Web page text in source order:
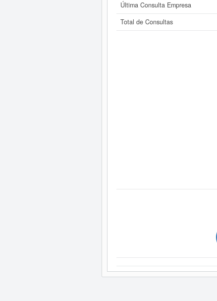
Última Consulta Empresa
Total de Consultas